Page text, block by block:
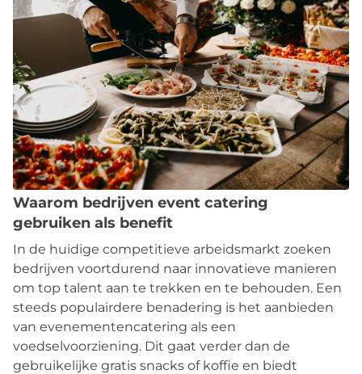
Waarom bedrijven event catering
gebruiken als benefit
In de huidige competitieve arbeidsmarkt zoeken
bedrijven voortdurend naar innovatieve manieren
om top talent aan te trekken en te behouden. Een
steeds populairdere benadering is het aanbieden
van evenementencatering als een
voedselvoorziening. Dit gaat verder dan de
gebruikelijke gratis snacks of koffie en biedt